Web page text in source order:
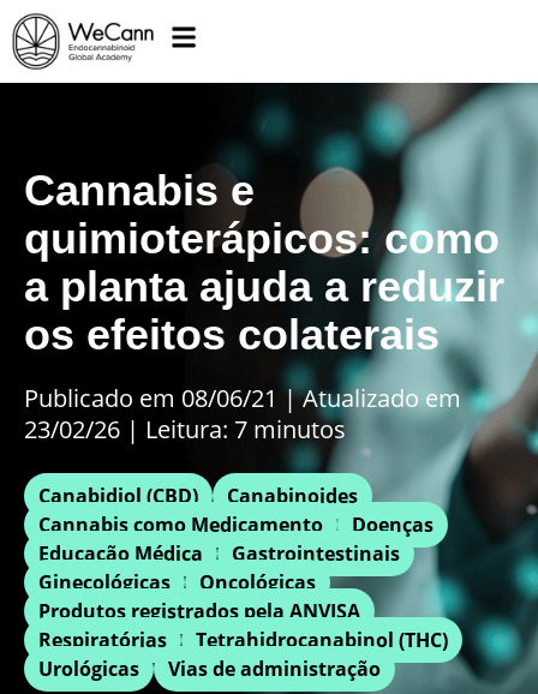
Cannabis e
quimioterápicos: como
a planta ajuda a reduzir
os efeitos colaterais
Publicado em 08/06/21 |Atualizado em
23/02/26 | Leitura: 7 minutos
Canabidiol (CBD)
Canabinoides
Cannabis como Medicamento
Doenças
Educação Médica
Gastrointestinais
Ginecológicas
Oncológicas
Produtos registrados pela ANVISA
Respiratórias
Tetrahidrocanabinol (THC)
Urológicas
Vias de administração